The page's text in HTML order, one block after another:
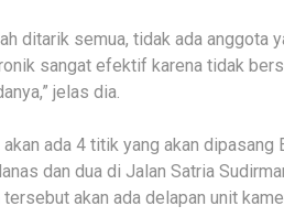
ditarik semua, tidak ada
sangat efektif karena tidak
jelas dia.
ada 4 titik yang akan dipasang
dan dua di Jalan Satria
akan ada delapan unit